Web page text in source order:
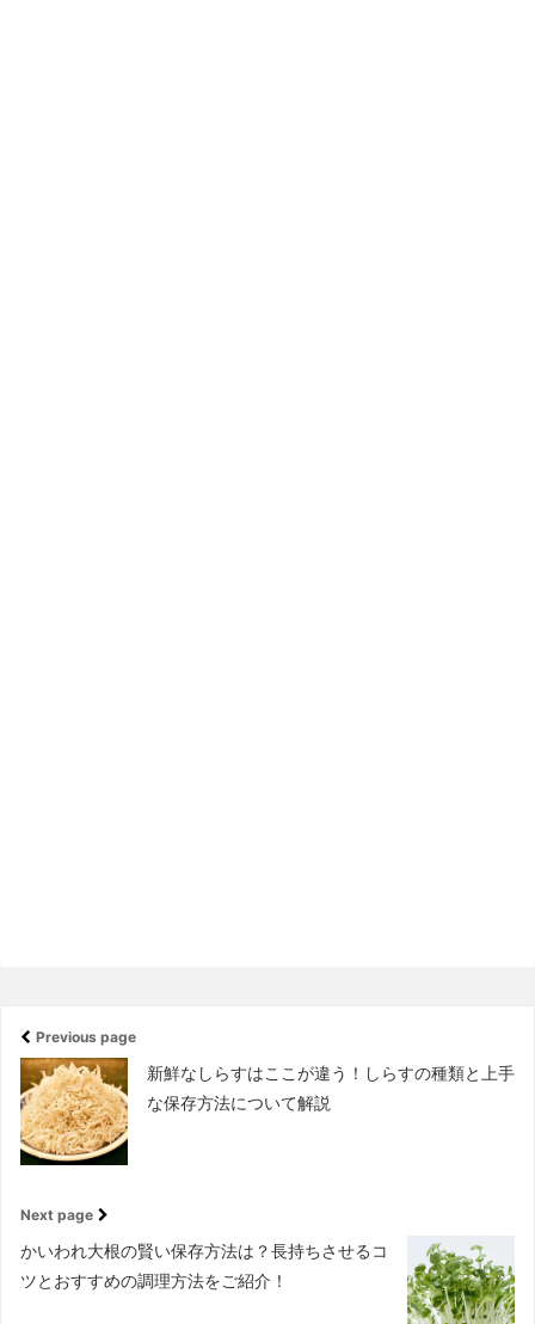
Previous page
新鮮なしらすはここが違う！しらすの種類と上手
な保存方法について解説
Next page
かいわれ大根の賢い保存方法は？長持ちさせるコ
ツとおすすめの調理方法をご紹介！